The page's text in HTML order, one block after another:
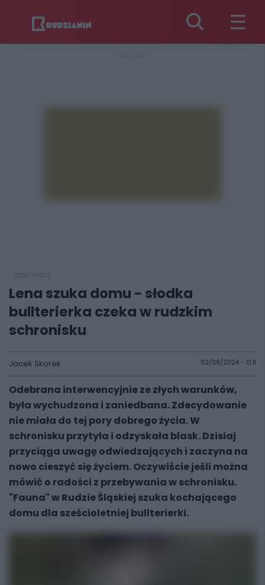
Lena szuka domu - słodka
bullterierka czeka w rudzkim
schronisku
Jacek Skorek 02/08/2024 - 13:11
Odebrana interwencyjnie ze złych warunków,
była wychudzona i zaniedbana. Zdecydowanie
nie miała do tej pory dobrego życia. W
schronisku przytyła i odzyskała blask. Dzisiaj
przyciąga uwagę odwiedzających i zaczyna na
nowo cieszyć się życiem. Oczywiście jeśli można
mówić o radości z przebywania w schronisku.
"Fauna" w Rudzie Śląskiej szuka kochającego
domu dla sześcioletniej bullterierki.